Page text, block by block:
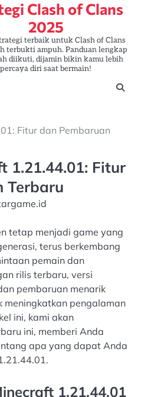
Clash of Clans
2025
terbaik untuk Clash of Clans
terbukti ampuh. Panduan lengkap
diikuti, dijamin bikin kamu lebih
percaya diri saat bermain!
Fitur dan Pembaruan
1.21.44.01: Fitur
Terbaru
tetap menjadi game yang
terus berkembang
pemain dan
rilis terbaru, versi
pembaruan menarik
meningkatkan pengalaman
ini, kami akan
ini, memberi Anda
apa yang dapat Anda
1.21.44.01